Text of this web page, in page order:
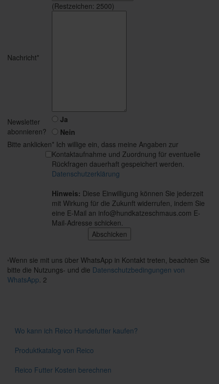
Nachricht*
(Restzeichen: 2500)
Newsletter
abonnieren?
Ja
Nein
Bitte anklicken* Ich willige ein, dass meine Angaben zur
Kontaktaufnahme und Zuordnung für eventuelle
Rückfragen dauerhaft gespeichert werden.
Datenschutzerklärung
Hinweis: Diese Einwilligung können Sie jederzeit
mit Wirkung für die Zukunft widerrufen, indem Sie
eine E-Mail an info@hundkatzeschmaus.com E-
Mail-Adresse schicken.
*Wenn sie mit uns über WhatsApp in Kontakt treten, beachten Sie
bitte die Nutzungs- und die Datenschutzbedingungen von
WhatsApp. 2
Wo kann ich Reico Hundefutter kaufen?
Produktkatalog von Reico
Reico Futter Kosten berechnen